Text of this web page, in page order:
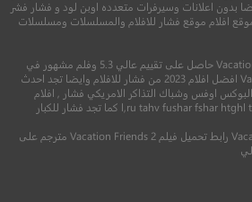
بدون اعلانات وسيرفرات متعدده اوبن لود و فشار فشر
افلام موقع فشار للافلام والمسلسلات ومسلسلات
فلم أصدقاء الإجازة 2 Vacation Friends 2 حاصل على تقييم عالي 5.3 وفلم مشهور في
عام 2023 , فلم Vacation Friends 2 افضل افلام 2023 من فشار للافلام وايضا تجد احدث
اوفس وشباك التذاكر الامريكي فشار , افلام
بوكس اوفس l,ru tahv fushar fshar htghl tgl h;ak vuf foshar كما تجد فشار للكبار
روابط تحميل فلم Vacation Friends 2 رابط تحميل فيلم Vacation Friends 2 مترجم على